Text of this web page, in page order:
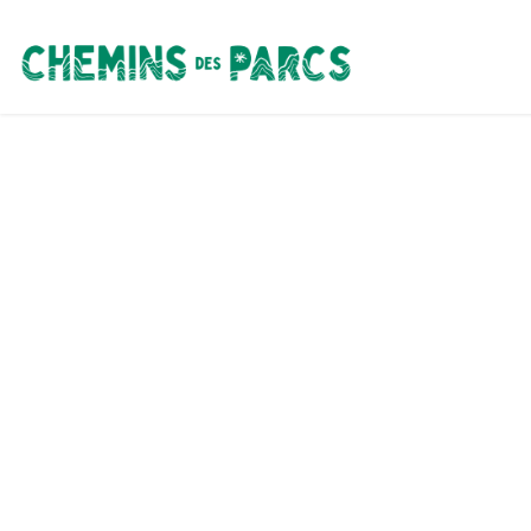
Chemins des Parcs